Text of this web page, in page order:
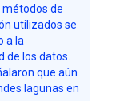
métodos de
utilizados se
a la
de los datos.
que aún
lagunas en